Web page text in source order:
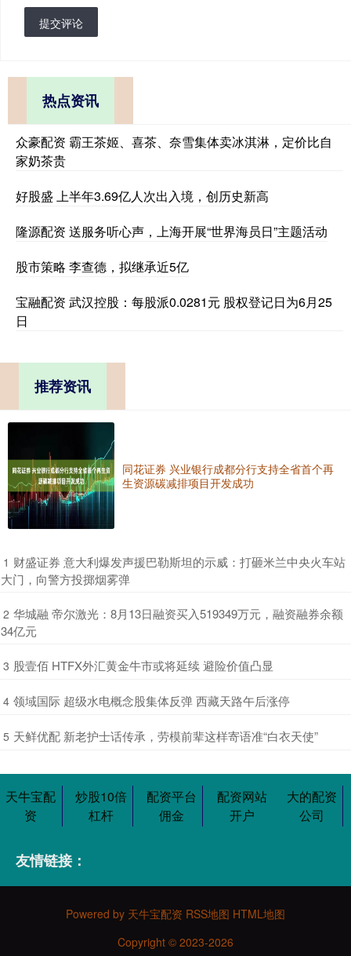
提交评论
热点资讯
众豪配资 霸王茶姬、喜茶、奈雪集体卖冰淇淋，定价比自
家奶茶贵
好股盛 上半年3.69亿人次出入境，创历史新高
隆源配资 送服务听心声，上海开展“世界海员日”主题活动
股市策略 李查德，拟继承近5亿
宝融配资 武汉控股：每股派0.0281元 股权登记日为6月25
日
推荐资讯
同花证券 兴业银行成都分行支持全省首个再
生资源碳减排项目开发成功
1 ​财盛证券 意大利爆发声援巴勒斯坦的示威：打砸米兰中央火车站
大门，向警方投掷烟雾弹
2 ​华城融 帝尔激光：8月13日融资买入519349万元，融资融券余额
34亿元
3 ​股壹佰 HTFX外汇黄金牛市或将延续 避险价值凸显
4 ​领域国际 超级水电概念股集体反弹 西藏天路午后涨停
5 ​天鲜优配 新老护士话传承，劳模前辈这样寄语准“白衣天使”
天牛宝配
资
炒股10倍
杠杆
配资平台
佣金
配资网站
开户
大的配资
公司
友情链接：
Powered by 天牛宝配资 RSS地图 HTML地图
Copyright © 2023-2026